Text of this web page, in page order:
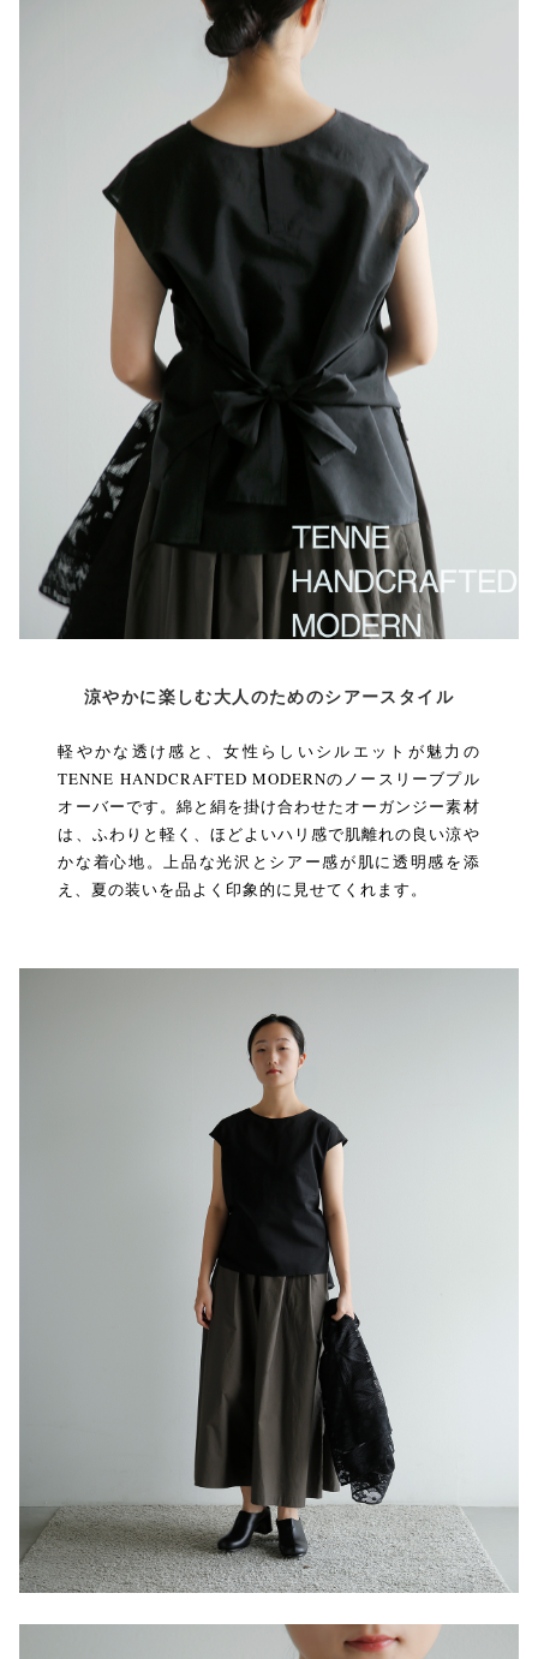
涼やかに楽しむ大人のためのシアースタイル
軽やかな透け感と、女性らしいシルエットが魅力の
TENNE HANDCRAFTED MODERNのノースリーブプル
オーバーです。綿と絹を掛け合わせたオーガンジー素材
は、ふわりと軽く、ほどよいハリ感で肌離れの良い涼や
かな着心地。上品な光沢とシアー感が肌に透明感を添
え、夏の装いを品よく印象的に見せてくれます。